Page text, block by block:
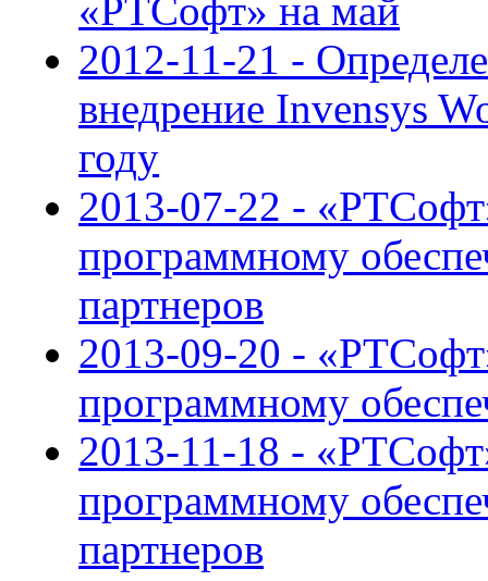
«РТСофт» на май
2012-11-21 -
внедрение Invensys
году
2013-07-22 -
программному
партнеров
2013-09-20 -
программному
2013-11-18 -
программному
партнеров